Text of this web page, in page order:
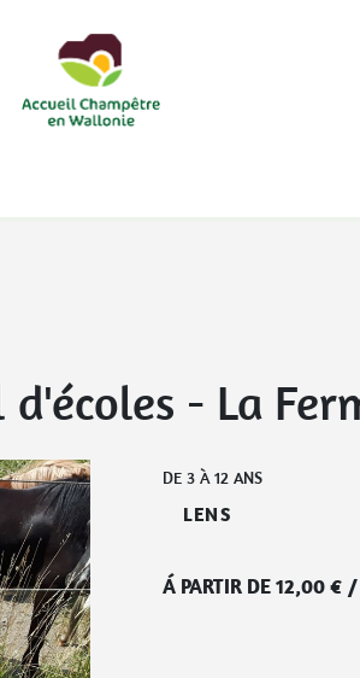
- La
DE 3 À12 ANS
LENS
Á PARTIR DE12,00€ /